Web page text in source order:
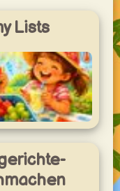
Lists
perfekt, wenn die